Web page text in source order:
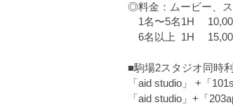
◎料金：ムービー、ス
1名〜5名1H
6名以上 1H
■駒場2スタジオ同時
「aid studio」 +
「aid studio」+「